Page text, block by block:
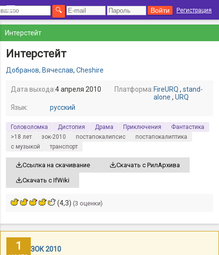
Регистрация
Интерстейт
Интерстейт
Добранов, Вячеслав, Cheshire
Дата выхода:4 апреля 2010 Платформа:FireURQ , stand-
alone , URQ
Язык:
русский
Головоломка Дистопия Драма Приключения
Фантастика
>18 лет
зок-2010 постапокалипсис
постапокалиптика
с музыкой
транспорт
Ссылка на скачивание Скачать с РилАрхива
Скачать с IfWiki
(4,3) (3 оценки)
1 ЗОК 2010